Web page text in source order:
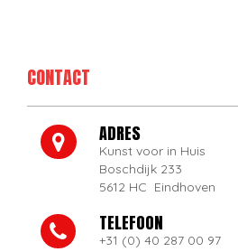
CONTACT
ADRES
Kunst voor in Huis
Boschdijk 233
5612 HC Eindhoven
TELEFOON
+31 (0) 40 287 00 97